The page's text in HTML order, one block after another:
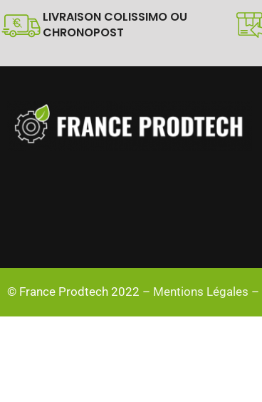
LIVRAISON COLISSIMO OU
CHRONOPOST
© France Prodtech 2022 – Mentions Légales –